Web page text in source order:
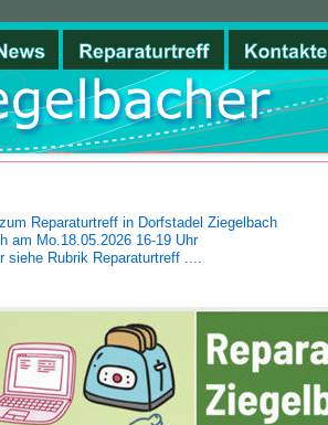
Reparaturtreff in Dorfstadel Ziegelbach
am Mo.18.05.2026 16-19 Uhr
siehe Rubrik Reparaturtreff ....